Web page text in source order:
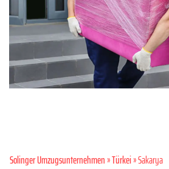
Solinger Umzugsunternehmen»Türkei» Sakarya